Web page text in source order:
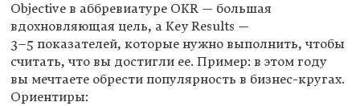
Objective в аббревиатуре OKR — большая
вдохновляющая цель, а Key Results —
3–5 показателей, которые нужно выполнить, чтобы
считать, что вы достигли ее. Пример: в этом году
вы мечтаете обрести популярность в бизнес-кругах.
Ориентиры: